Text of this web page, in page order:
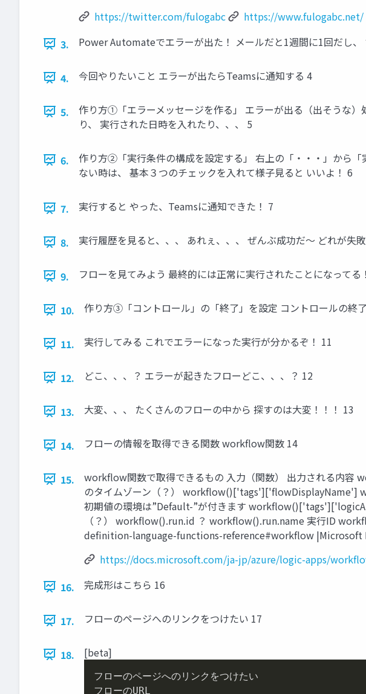
https://twitter.com/fulogabc
https://www.fulogabc.net/
3.
Power Automateでエラーが出た！ メールだと1週間に1回だし、
4. 今回やりたいこと エラーが出たらTeamsに通知する 4
5.
作り方①「エラーメッセージを作る」 エラーが出る（出そうな
り、 実行された日時を入れたり、、、 5
6.
作り方②「実行条件の構成を設定する」 右上の「・・・」から
ない時は、 基本３つのチェックを入れて様子見ると いいよ！ 6
7. 実行すると やった、Teamsに通知できた！ 7
8. 実行履歴を見ると、、、 あれぇ、、、 ぜんぶ成功だ～ どれが失
9. フローを見てみよう 最終的には正常に実行されたことになってる
10. 作り方③「コントロール」の「終了」を設定 コントロールの終
11. 実行してみる これでエラーになった実行が分かるぞ！ 11
12. どこ、、、？ エラーが起きたフローどこ、、、？ 12
13. 大変、、、 たくさんのフローの中から 探すのは大変！！！ 13
14. フローの情報を取得できる関数 workflow関数 14
15.
workflow関数で取得できるもの 入力（関数） 出力される
のタイムゾーン（？） workflow()['tags']['flowDisplayName']
初期値の環境は”Default-”が付きます
（？） workflow().run.id ？ workflow().run.name 実行ID
definition-language-functions-reference#workflow |Microsoft
https://docs.microsoft.com/ja-jp/azure/logic-apps/
16.
完成形はこちら 16
17. フローのページへのリンクをつけたい 17
18. [beta]
フローのページへのリンクをつけたい
フローのURL